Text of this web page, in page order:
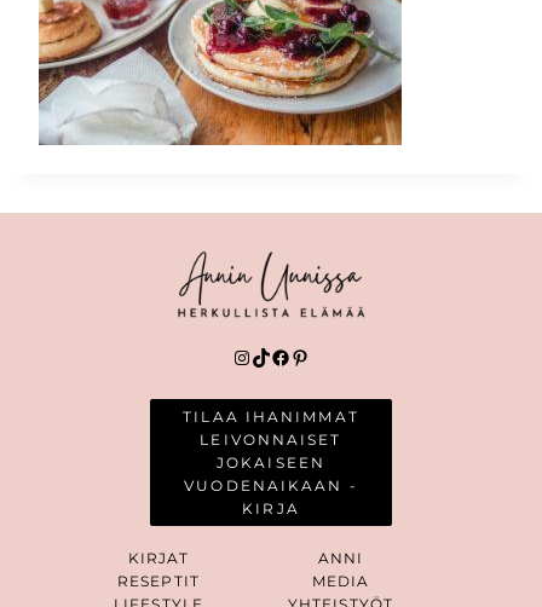
Instagram
TikTok
Facebook
Pinterest
TILAA IHANIMMAT
LEIVONNAISET
JOKAISEEN
VUODENAIKAAN -
KIRJA
KIRJAT
RESEPTIT
ANNI
MEDIA